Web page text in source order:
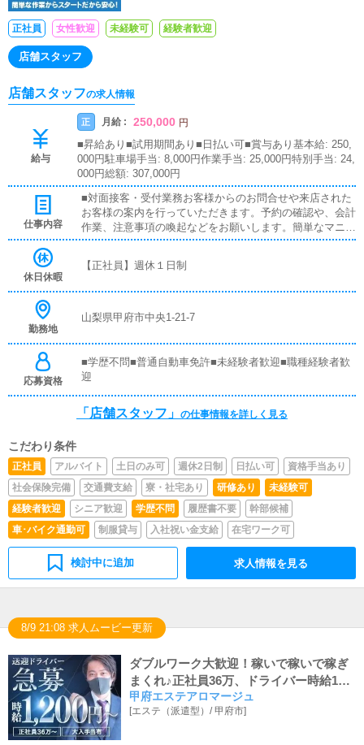
正社員 女性歓迎 未経験可 経験者歓迎
店舗スタッフ
店舗スタッフの求人情報
給与
正 月給 : 250,000 円
■昇給あり■試用期間あり■日払い可■賞与あり基本給: 250,
000円駐車場手当: 8,000円作業手当: 25,000円特別手当: 24,
000円総額: 307,000円
仕事内容
■対面接客・受付業務お客様からのお問合せや来店された
お客様の案内を行っていただきます。予約の確認や、会計
作業、注意事項の喚起などをお願いします。簡単なマニュ
アルや、先輩スタッフに付いて業務内容を見ながら徐々に
す。■企画の立案店舗イベントや店舗運営など様々な企画
など、売上UPに繋がる施策の提案を行っていただきま
の方が稼げるようにインターネットを使ったPR（写メ日
記）などの使い方などのアドバイスを行っていただきま
す。■PC更新業務ヘブンネットなど、ポータルサイト等の
情報やイベント、求人ブログの作成となります。基本的に
はボタンを押すだけや、ブログの更新時に簡単に文字が入
お過ごしいただくため、店内の清掃や備品の管理・補充を
行っていただきます。仕事内容については、先輩スタッフ
が丁寧にお仕事をお教えしますので未経験者でもお気軽に
ご連絡ください！！※あなたの頑張りによって、昇給・賞
与もあります。
休日休暇
【正社員】週休１日制
勤務地
山梨県甲府市中央1-21-7
応募資格
■学歴不問■普通自動車免許■未経験者歓迎■職種経験者歓
迎
「店舗スタッフ」 の仕事情報を詳しく見る
こだわり条件
正社員 アルバイト 土日のみ可 週休2日制 日払い可
資格手当あり
社会保険完備
交通費支給 寮・社宅あり 研修あり
未経験可
経験者歓迎
シニア歓迎 学歴不問 履歴書不要
幹部候補
車･バイク通勤可
制服貸与 入社祝い金支給 在宅ワーク可
検討中に追加 求人情報を見る
8/9 21:08 求人ムービー更新
ダブルワーク大歓迎！稼いで稼いで稼ぎ
まくれ♪正社員36万、ドライバー時給120
0円～、社保完備
甲府エステアロマージュ
[エステ（派遣型）/甲府市]